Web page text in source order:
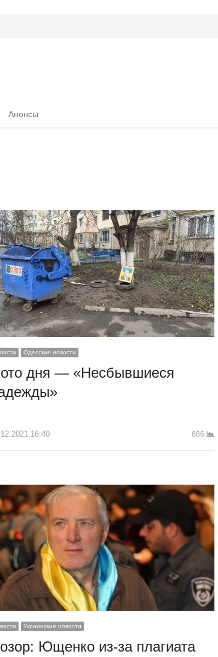
Анонсы
Одесские новости
дня — «Несбывшиеся
16:40 886
Украинские новости
Ющенко из-за плагиата